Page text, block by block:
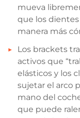
mueva
que los
manera más
Los brackets
activos que
elásticos y los
sujetar el arco
mano del
que puede